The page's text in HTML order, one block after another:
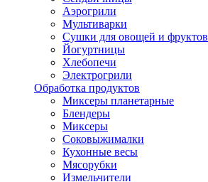
Аэрогрили
Мультиварки
Сушки для овощей и фруктов
Йогуртницы
Хлебопечи
Электрогрили
Обработка продуктов
Миксеры планетарные
Блендеры
Миксеры
Соковыжималки
Кухонные весы
Мясорубки
Измельчители